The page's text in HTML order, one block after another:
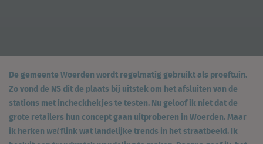
De gemeente Woerden wordt regelmatig gebruikt als proeftuin.
Zo vond de NS dit de plaats bij uitstek om het afsluiten van de
stations met incheckhekjes te testen. Nu geloof ik niet dat de
grote retailers hun concept gaan uitproberen in Woerden. Maar
ik herken welflink wat landelijke trends in het straatbeeld. Ik